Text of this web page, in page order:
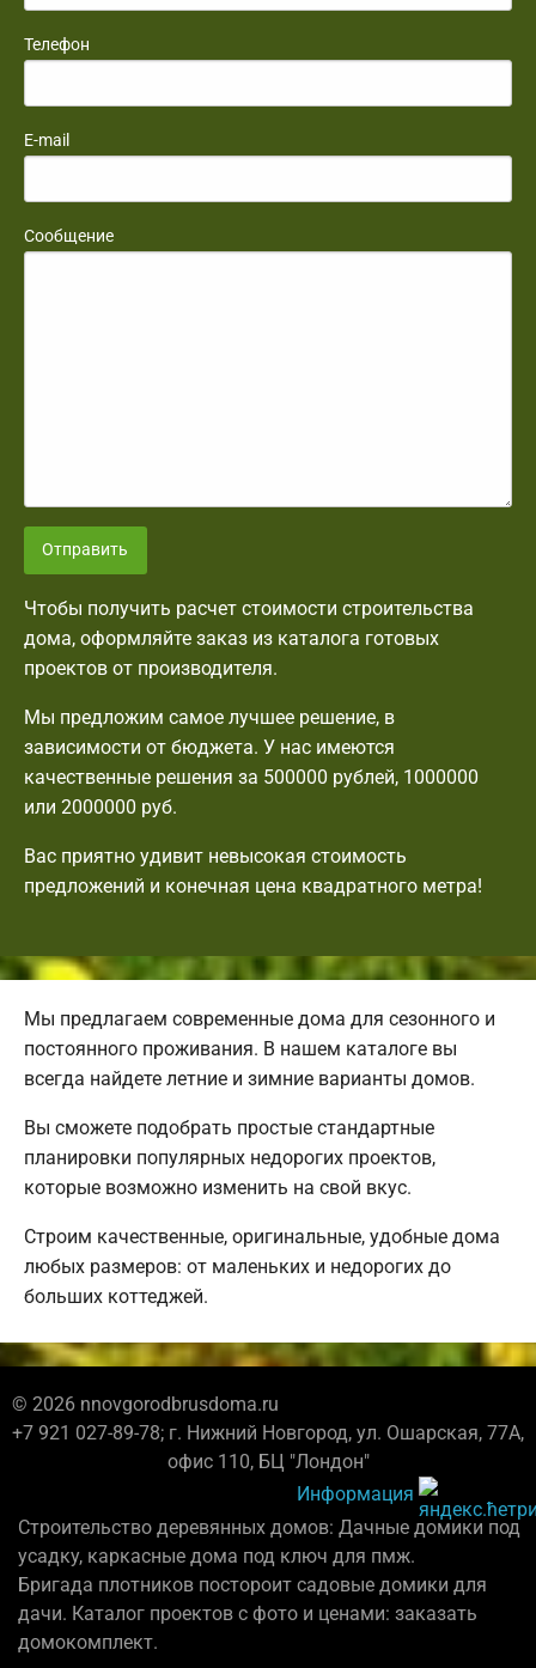
Телефон
E-mail
Сообщение
Отправить
Чтобы получить расчет стоимости строительства
дома, оформляйте заказ из каталога готовых
проектов от производителя.
Мы предложим самое лучшее решение, в
зависимости от бюджета. У нас имеются
качественные решения за 500000 рублей, 1000000
или 2000000 руб.
Вас приятно удивит невысокая стоимость
предложений и конечная цена квадратного метра!
Мы предлагаем современные дома для сезонного и
постоянного проживания. В нашем каталоге вы
всегда найдете летние и зимние варианты домов.
Вы сможете подобрать простые стандартные
планировки популярных недорогих проектов,
которые возможно изменить на свой вкус.
Строим качественные, оригинальные, удобные дома
любых размеров: от маленьких и недорогих до
больших коттеджей.
© 2026 nnovgorodbrusdoma.ru
+7 921 027-89-78; г. Нижний Новгород, ул. Ошарская, 77А,
офис 110, БЦ "Лондон"
Информация
Строительство деревянных домов: Дачные домики под
усадку, каркасные дома под ключ для пмж.
Бригада плотников постороит садовые домики для
дачи. Каталог проектов с фото и ценами: заказать
домокомплект.